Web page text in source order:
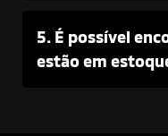
5. É possível
estão em